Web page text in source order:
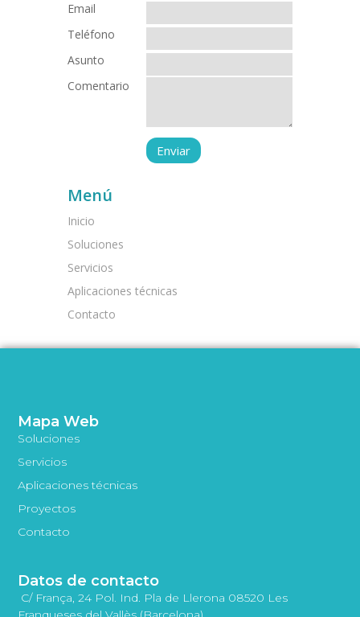
Email
Teléfono
Asunto
Comentario
Menú
Inicio
Soluciones
Servicios
Aplicaciones técnicas
Contacto
Mapa Web
Soluciones
Servicios
Aplicaciones técnicas
Proyectos
Contacto
Datos de contacto
C/ França, 24 Pol. Ind. Pla de Llerona 08520 Les